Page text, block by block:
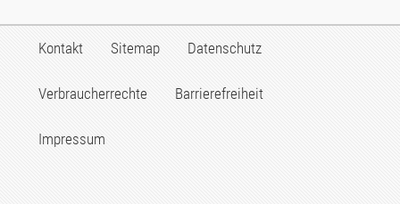
Kontakt Sitemap Datenschutz
Verbraucherrechte Barrierefreiheit
Impressum